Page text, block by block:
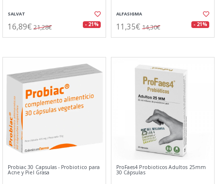
SALVAT
16,89€ 21,28€ - 21%
ALFASIGMA
11,35€ 14,30€ - 21%
Probiac 30 Capsulas - Probiotico para
Acne y Piel Grasa
ProFaes4 Probioticos Adultos 25mm
30 Cápsulas